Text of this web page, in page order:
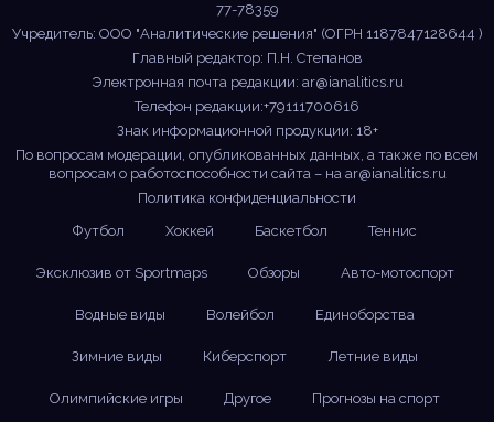
77-78359
Учредитель: ООО "Аналитические решения" (ОГРН 1187847128644 )
Главный редактор: П.Н. Степанов
Электронная почта редакции: ar@ianalitics.ru
Телефон редакции:+79111700616
Знак информационной продукции: 18+
По вопросам модерации, опубликованных данных, а также по всем
вопросам о работоспособности сайта – на ar@ianalitics.ru
Политика конфиденциальности
Футбол
Хоккей Баскетбол Теннис
Эксклюзив от Sportmaps Обзоры Авто-мотоспорт
Водные виды Волейбол Единоборства
Зимние виды Киберспорт Летние виды
Олимпийские игры Другое Прогнозы на спорт